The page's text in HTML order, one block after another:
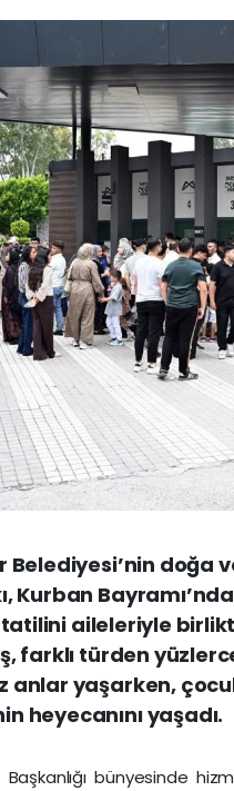
Belediyesi’nin doğa
Kurban
aileleriyle
farklı türden
yaşarken,
heyecanını yaşadı.
bünyesinde